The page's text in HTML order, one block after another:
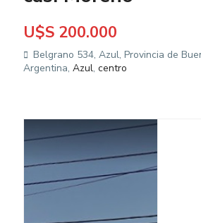
U$S 200.000
Belgrano 534, Azul, Provincia de
Argentina,Azul,centro